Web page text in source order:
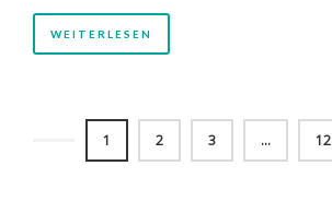
WEITERLESEN
1 2 3 … 12